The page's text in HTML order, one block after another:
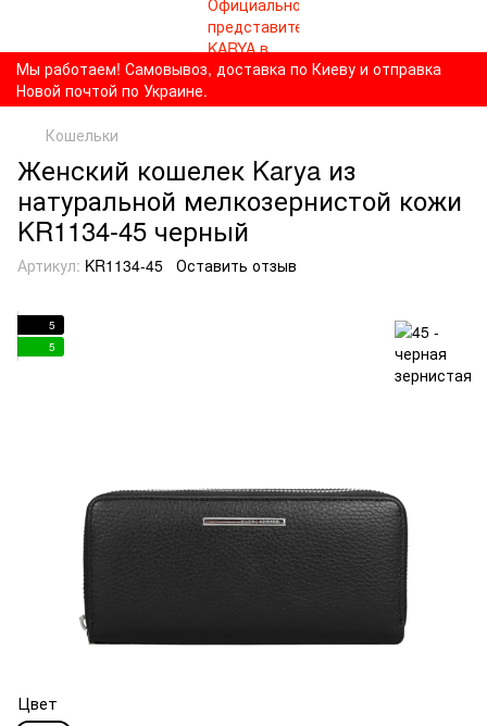
Мы работаем! Самовывоз, доставка по Киеву и отправка
Новой почтой по Украине.
Кошельки
Женский кошелек Karya из
натуральной мелкозернистой кожи
KR1134-45 черный
Артикул: KR1134-45 Оставить отзыв
5
5
Цвет